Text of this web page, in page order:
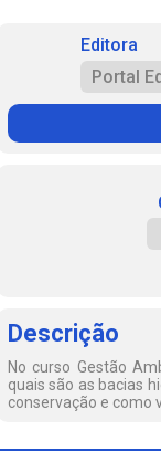
Editora
Portal
Descrição
No curso Gestão
quais são as bacias
conservação e como